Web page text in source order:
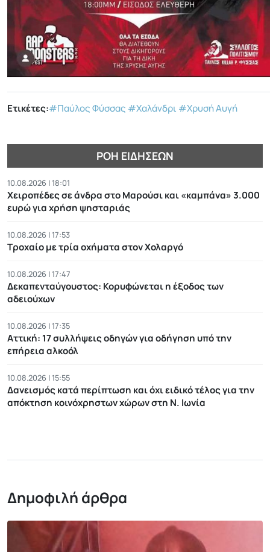
Ετικέτες:#Παύλος Φύσσας #Χαλάνδρι #Χρυσή Αυγή
ΡΟΉ ΕΙΔΉΣΕΩΝ
10.08.2026 | 18:01
Χειροπέδες σε άνδρα στο Μαρούσι και «καμπάνα» 3.000
ευρώ για χρήση ψησταριάς
10.08.2026 | 17:53
Τροχαίο με τρία οχήματα στον Χολαργό
10.08.2026 | 17:47
Δεκαπενταύγουστος: Κορυφώνεται η έξοδος των
αδειούχων
10.08.2026 | 17:35
Αττική: 17 συλλήψεις οδηγών για οδήγηση υπό την
επήρεια αλκοόλ
10.08.2026 | 15:55
Δανεισμός κατά περίπτωση και όχι ειδικό τέλος για την
απόκτηση κοινόχρηστων χώρων στη Ν. Ιωνία
Δημοφιλή άρθρα